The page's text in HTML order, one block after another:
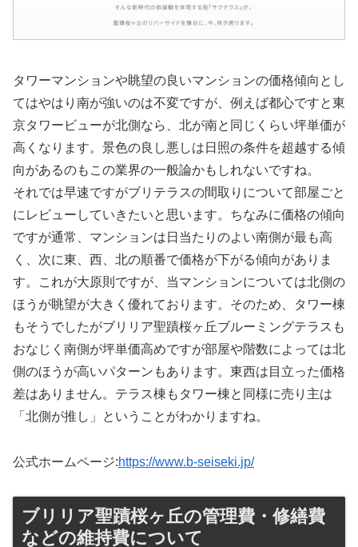
タワーマンションや眺望の良いマンションの価格傾向とし
てはやはり南が強いのは不変ですが、例えば都心ですと東
京タワービューが北側なら、北が南と同じくらい坪単価が
高くなります。景色の良し悪しは日照の条件を超越する傾
向があるのもこの業界の一般論かもしれないですね。
それでは早速ですがブリテラスの間取りについて部屋ごと
にレビューしていきたいと思います。ちなみに価格の傾向
ですが通常、マンションは日当たりのよい南側が最も高
く、次に東、西、北の順番で価格が下がる傾向がありま
す。これが大原則ですが、当マンションについては北側の
ほうが眺望が大きく優れております。そのため、タワー棟
もそうでしたがブリリア聖蹟桜ヶ丘ブルーミングテラスも
おなじく南側が坪単価高めですが部屋や階数によっては北
側のほうが高いパターンもあります。東西は目立った価格
差はありません。テラス棟もタワー棟と同様に売り主は
「北側が推し」ということがわかりますね。
公式ホームページ:https://www.b-seiseki.jp/
ブリリア聖蹟桜ヶ丘の管理費・修繕費
などの維持費について